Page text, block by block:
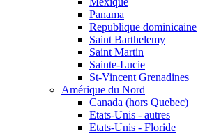
Panama
Republique dominicaine
Saint Barthelemy
Saint Martin
Sainte-Lucie
St-Vincent Grenadines
Amérique du Nord
Canada (hors Quebec)
Etats-Unis - autres
Etats-Unis - Floride